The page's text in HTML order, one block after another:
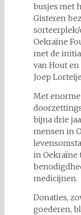
busjes met
Gisteren
sorteerplek/
Oekraïne
met de
van Hout
Joep
Met
bijna drie
mensen in
in Oekraïne
medicijnen.
Donaties,
goederen,